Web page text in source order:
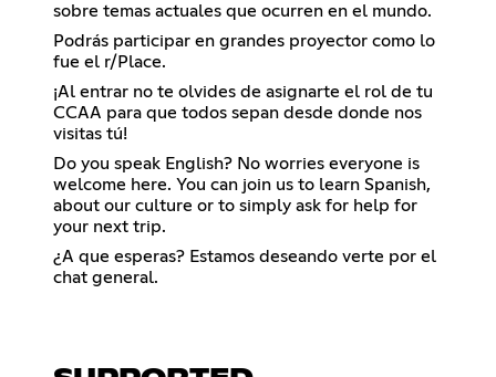
sobre temas actuales que ocurren en el mundo.
Podrás participar en grandes proyector como lo
fue el r/Place.
¡Al entrar no te olvides de asignarte el rol de tu
CCAA para que todos sepan desde donde nos
visitas tú!
Do you speak English? No worries everyone is
welcome here. You can join us to learn Spanish,
about our culture or to simply ask for help for
your next trip.
¿A que esperas? Estamos deseando verte por el
chat general.